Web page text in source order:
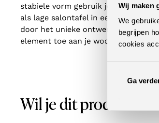
Wij maken
We
begrijpen
cookies
Ga
stabiele vorm gebruik je TileTastic
als lage salontafel in een zithoek.
door het unieke ontwerp voeg je in
element toe aan je woonruimte.
Wil je dit product in